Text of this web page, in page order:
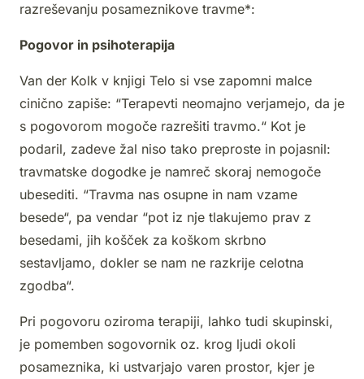
razreševanju posameznikove travme*:
Pogovor in psihoterapija
Van der Kolk v knjigi Telo si vse zapomni malce
cinično zapiše: “Terapevti neomajno verjamejo, da je
s pogovorom mogoče razrešiti travmo.“ Kot je
podaril, zadeve žal niso tako preproste in pojasnil:
travmatske dogodke je namreč skoraj nemogoče
ubesediti. “Travma nas osupne in nam vzame
besede“, pa vendar “pot iz nje tlakujemo prav z
besedami, jih košček za koškom skrbno
sestavljamo, dokler se nam ne razkrije celotna
zgodba“.
Pri pogovoru oziroma terapiji, lahko tudi skupinski,
je pomemben sogovornik oz. krog ljudi okoli
posameznika, ki ustvarjajo varen prostor, kjer je